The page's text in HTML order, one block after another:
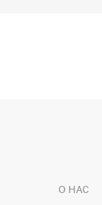
О НАС